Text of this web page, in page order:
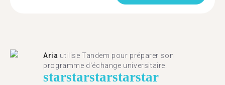
Aria utilise Tandem pour préparer son
programme d'échange universitaire.
starstarstarstarstar